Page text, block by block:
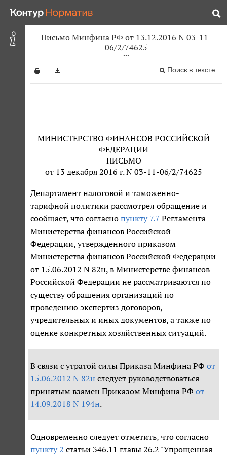
Письмо Минфина РФ от 13.12.2016 N 03-11-
06/2/74625
Поиск в тексте
МИНИСТЕРСТВО ФИНАНСОВ РОССИЙСКОЙ
ФЕДЕРАЦИИ
ПИСЬМО
от 13 декабря 2016 г. N 03-11-06/2/74625
Департамент налоговой и таможенно-
тарифной политики рассмотрел обращение и
сообщает, что согласно пункту 7.7 Регламента
Министерства финансов Российской
Федерации, утвержденного приказом
Министерства финансов Российской Федерации
от 15.06.2012 N 82н, в Министерстве финансов
Российской Федерации не рассматриваются по
существу обращения организаций по
проведению экспертиз договоров,
учредительных и иных документов, а также по
оценке конкретных хозяйственных ситуаций.
В связи с утратой силы Приказа Минфина РФ от
15.06.2012 N 82н следует руководствоваться
принятым взамен Приказом Минфина РФ от
14.09.2018 N 194н.
Одновременно следует отметить, что согласно
пункту 2 статьи 346.11 главы 26.2 "Упрощенная